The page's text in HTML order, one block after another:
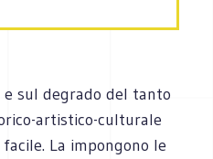
e sul degrado del tanto
artistico-culturale
La impongono le